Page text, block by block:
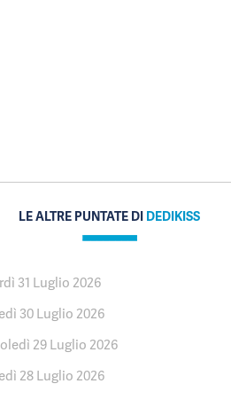
LE ALTRE PUNTATE DI DEDIKISS
31 Luglio 2026
30 Luglio 2026
29 Luglio 2026
28 Luglio 2026